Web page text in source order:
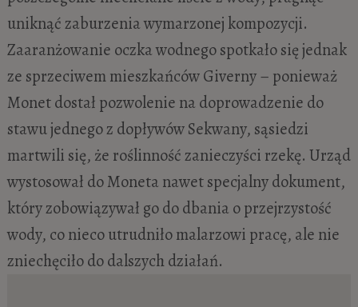
uniknąć zaburzenia wymarzonej kompozycji.
Zaaranżowanie oczka wodnego spotkało się jednak
ze sprzeciwem mieszkańców Giverny – ponieważ
Monet dostał pozwolenie na doprowadzenie do
stawu jednego z dopływów Sekwany, sąsiedzi
martwili się, że roślinność zanieczyści rzekę. Urząd
wystosował do Moneta nawet specjalny dokument,
który zobowiązywał go do dbania o przejrzystość
wody, co nieco utrudniło malarzowi pracę, ale nie
zniechęciło do dalszych działań.